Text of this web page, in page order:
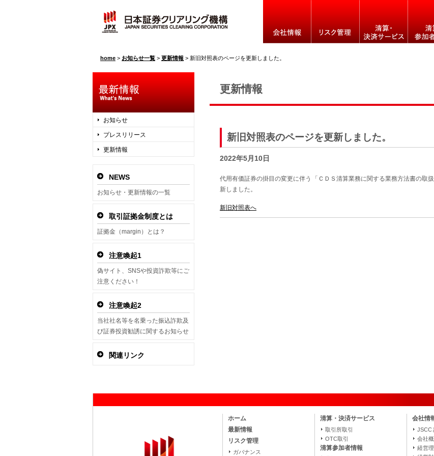
home > お知らせ一覧 > 更新情報 > 新旧対照表のページを更新しました。
更新情報
新旧対照表のページを更新しました。
2022年5月10日
代用有価証券の掛目の変更に伴う「ＣＤＳ清算業務に関する業務方法書の取
新しました。
新旧対照表へ
お知らせ
プレスリリース
更新情報
NEWS
お知らせ・更新情報の一覧
取引証拠金制度とは
証拠金（margin）とは？
注意喚起1
偽サイト、SNSや投資詐欺等にご
注意ください！
注意喚起2
当社社名等を名乗った振込詐欺及
び証券投資勧誘に関するお知らせ
関連リンク
ホーム
最新情報
リスク管理
ガバナンス
清算・決済サービス
取引所取引
OTC取引
清算参加者情報
会社情
JSCC
会社
経営